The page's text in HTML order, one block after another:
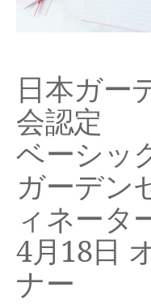
日本ガー
会認定
ベーシッ
ガーデン
ィネータ
4月18日
ナー